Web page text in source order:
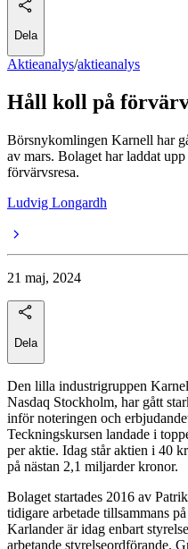
Dela
Aktieanalys/aktieanalys
Håll koll på
Börsnykomlingen Karnell har
av mars. Bolaget har laddat
förvärvsresa.
Ludvig Longardh
21 maj, 2024
Dela
Den lilla industrigruppen
Nasdaq Stockholm, har gått
inför noteringen och
Teckningskursen landade i
per aktie. Idag står aktien i 40
på nästan 2,1 miljarder kronor.
Bolaget startades 2016 av
tidigare arbetade tillsammans
Karlander är idag enbart
arbetande styrelseordförande.